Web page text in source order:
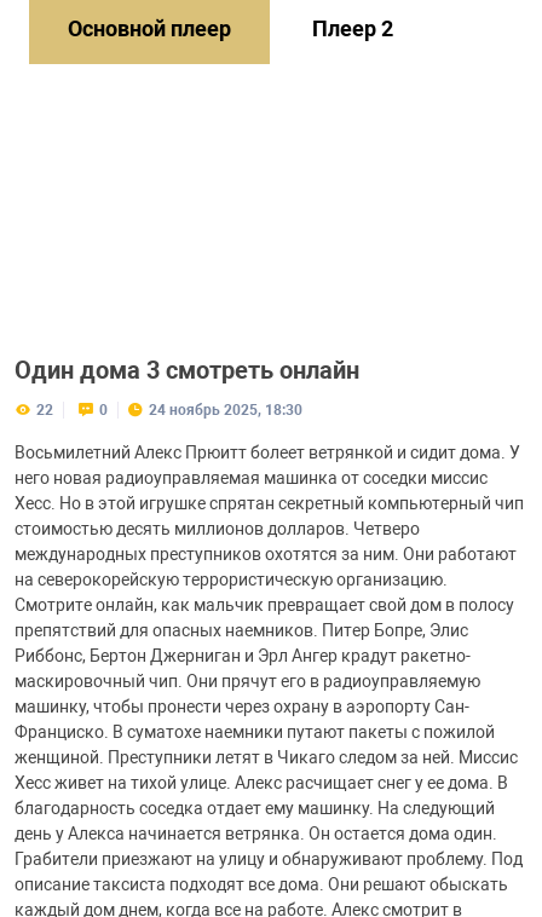
Основной плеер Плеер 2
Один дома 3 смотреть онлайн
22 0 24 ноябрь 2025, 18:30
Восьмилетний Алекс Прюитт болеет ветрянкой и сидит дома. У
него новая радиоуправляемая машинка от соседки миссис
Хесс. Но в этой игрушке спрятан секретный компьютерный чип
стоимостью десять миллионов долларов. Четверо
международных преступников охотятся за ним. Они работают
на северокорейскую террористическую организацию.
Смотрите онлайн, как мальчик превращает свой дом в полосу
препятствий для опасных наемников. Питер Бопре, Элис
Риббонс, Бертон Джерниган и Эрл Ангер крадут ракетно-
маскировочный чип. Они прячут его в радиоуправляемую
машинку, чтобы пронести через охрану в аэропорту Сан-
Франциско. В суматохе наемники путают пакеты с пожилой
женщиной. Преступники летят в Чикаго следом за ней. Миссис
Хесс живет на тихой улице. Алекс расчищает снег у ее дома. В
благодарность соседка отдает ему машинку. На следующий
день у Алекса начинается ветрянка. Он остается дома один.
Грабители приезжают на улицу и обнаруживают проблему. Под
описание таксиста подходят все дома. Они решают обыскать
каждый дом днем, когда все на работе. Алекс смотрит в